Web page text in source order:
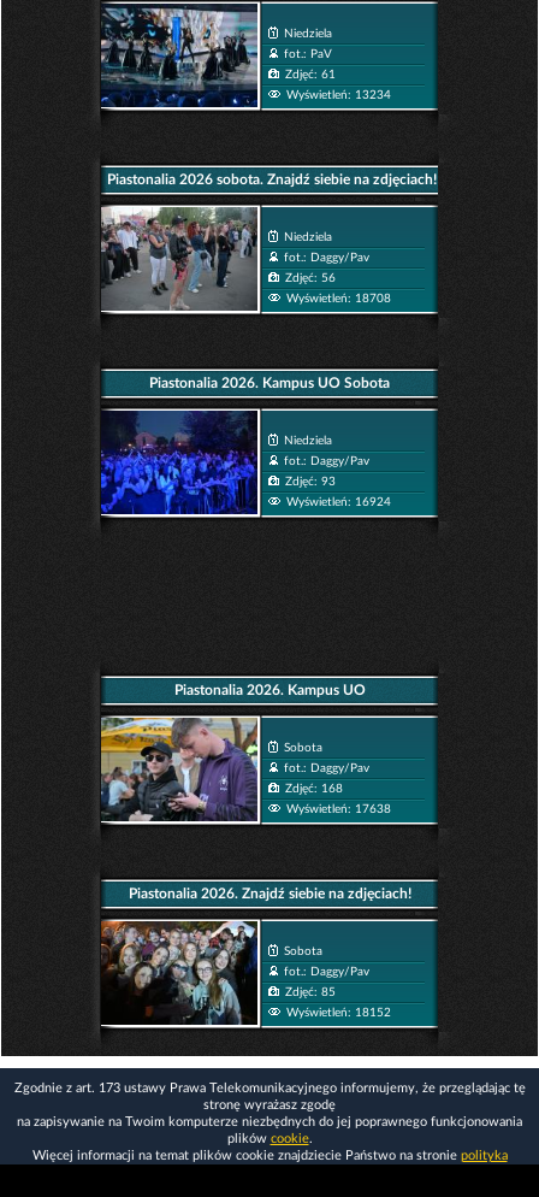
Niedziela
fot.: PaV
Zdjęć: 61
Wyświetleń: 13234
Piastonalia 2026 sobota. Znajdź siebie na zdjęciach!
Niedziela
fot.: Daggy/Pav
Zdjęć: 56
Wyświetleń: 18708
Piastonalia 2026. Kampus UO Sobota
Niedziela
fot.: Daggy/Pav
Zdjęć: 93
Wyświetleń: 16924
Piastonalia 2026. Kampus UO
Sobota
fot.: Daggy/Pav
Zdjęć: 168
Wyświetleń: 17638
Piastonalia 2026. Znajdź siebie na zdjęciach!
Sobota
fot.: Daggy/Pav
Zdjęć: 85
Wyświetleń: 18152
Zgodnie z art. 173 ustawy Prawa Telekomunikacyjnego informujemy, że przeglądając tę
stronę wyrażasz zgodę
na zapisywanie na Twoim komputerze niezbędnych do jej poprawnego funkcjonowania
plików cookie.
Więcej informacji na temat plików cookie znajdziecie Państwo na stronie polityka